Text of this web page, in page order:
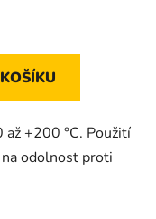
+200 °C. Použití
odolnost proti